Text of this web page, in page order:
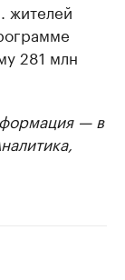
жителей
281 млн
— в